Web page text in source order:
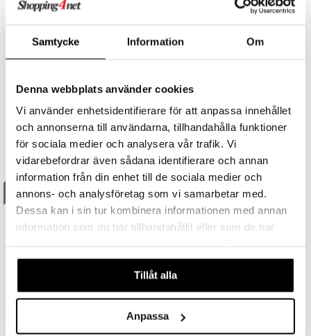
Samtycke Information Om
Denna webbplats använder cookies
Vi använder enhetsidentifierare för att anpassa innehållet
och annonserna till användarna, tillhandahålla funktioner
för sociala medier och analysera vår trafik. Vi
vidarebefordrar även sådana identifierare och annan
information från din enhet till de sociala medier och
annons- och analysföretag som vi samarbetar med.
Dessa kan i sin tur kombinera informationen med annan
information som du har tillhandahållit eller som de har
våra cookies vid fortsatt användande av vår webbplats.
Tillåt alla
Anpassa
Saatavana useana vaihtoehtona
Coach Pure Platinum -
COACH
Aromikas puinen tuoksu Coachilta.
alk. 62,95 €
Saatavana useana vaihtoehtona
DAVIDOFF
alk.68,95 €
lahja!
Cool Water - Eau de toilette
(Edt) Spray
lahja!